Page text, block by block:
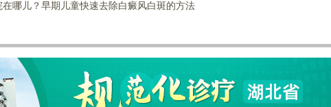
哪儿？早期儿童快速去除白癜风白斑的方法